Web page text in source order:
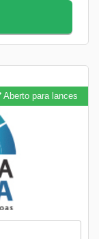
Aberto para lances